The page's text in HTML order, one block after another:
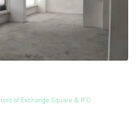
of Exchange Square & IFC